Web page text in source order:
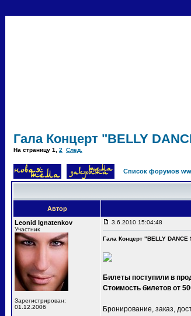
Гала Концерт "BELLY
На страницу 1 2 След.
Список форумов
Автор
Leonid Ignatenkov
Участник
Зарегистрирован:
01.12.2006
3.6.2010 15:04:48
Гала Концерт "BELLY
Билеты поступили в
Стоимость билетов от
Бронирование, заказ,